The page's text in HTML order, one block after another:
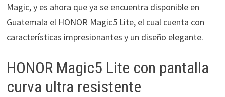
Magic, y es ahora que ya se encuentra disponible en
Guatemala el HONOR Magic5 Lite, el cual cuenta con
características impresionantes y un diseño elegante.
HONOR Magic5 Lite con pantalla
curva ultra resistente